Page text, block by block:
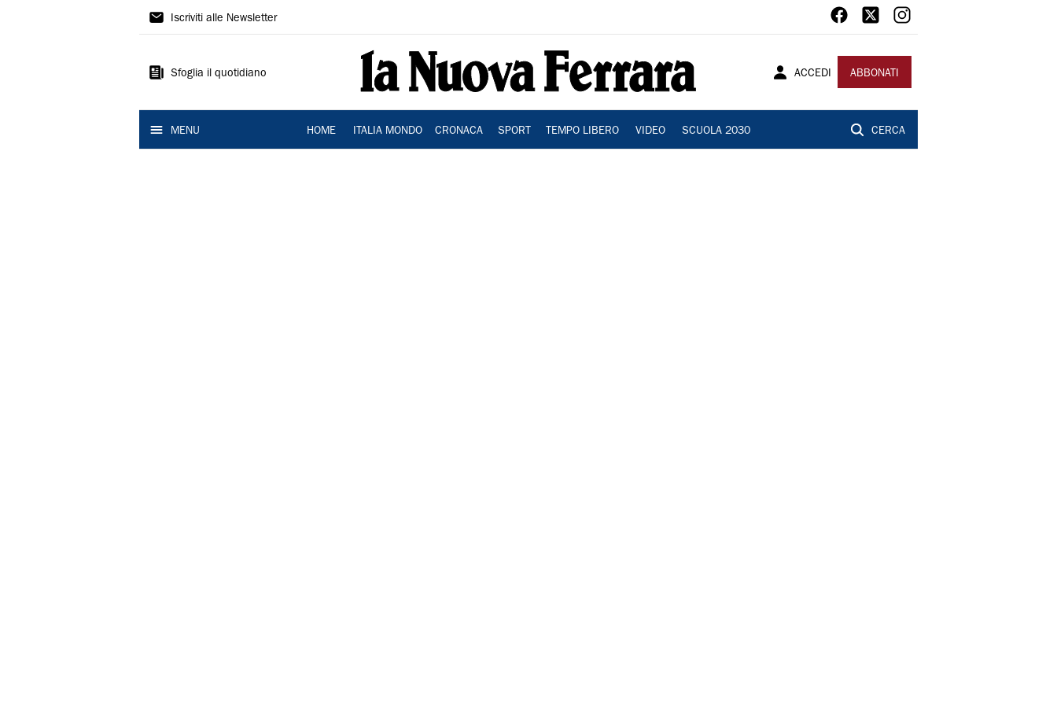
La
Ferrara
Iscriviti alle Newsletter
Sfoglia il quotidiano ACCEDI ABBONATI
MENU HOME ITALIA MONDO CRONACA SPORT TEMPO LIBERO VIDEO SCUOLA 2030 CERCA